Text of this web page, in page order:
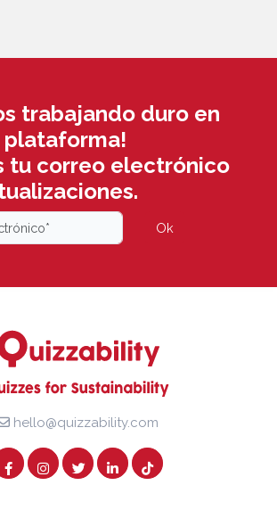
trabajando duro en
plataforma!
tu correo electrónico
Ok
hello@quizzability.com